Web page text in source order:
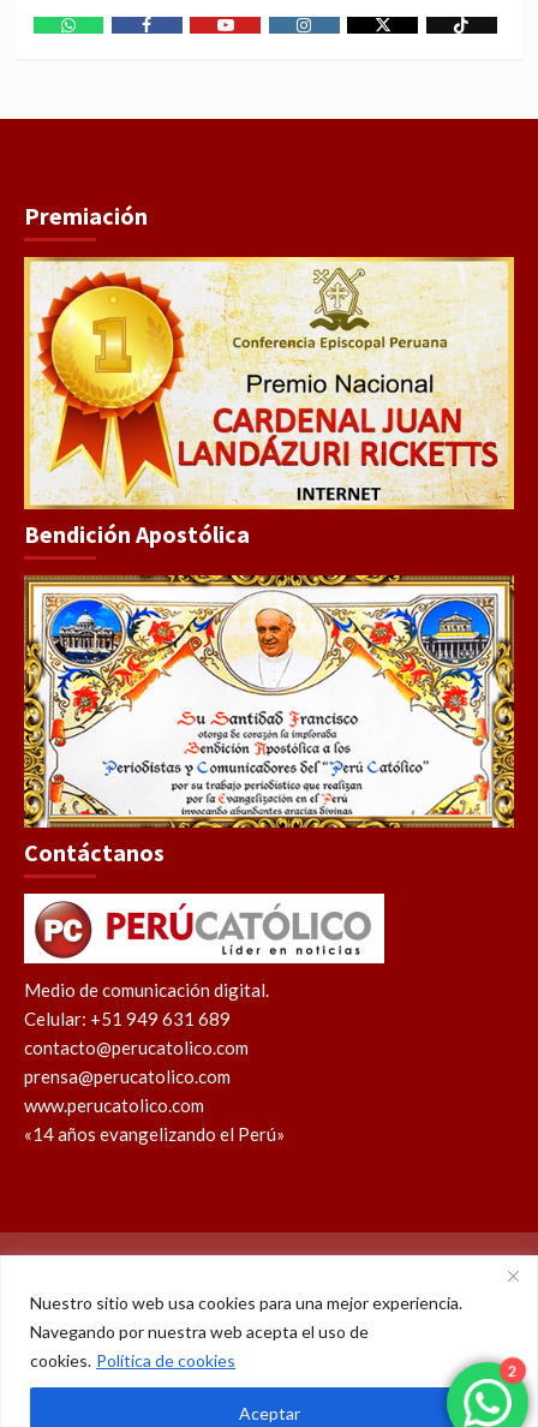
Nuestro sitio web usa cookies para una mejor experiencia.
Navegando por nuestra web acepta el uso de
cookies. Política de cookies
Aceptar
Premiación
Bendición Apostólica
Contáctanos
Medio de comunicación digital.
Celular: +51 949 631 689
contacto@perucatolico.com
prensa@perucatolico.com
www.perucatolico.com
«14 años evangelizando el Perú»
Política de cookies Política de privacidad
WhatsAppFacebookYoutubeInstagram
X
© Derechos reservados 2026 – Perú Católico | 14 años
evangelizando el Perú
2